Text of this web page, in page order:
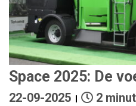
Space 2025: De
22-09-2025 2